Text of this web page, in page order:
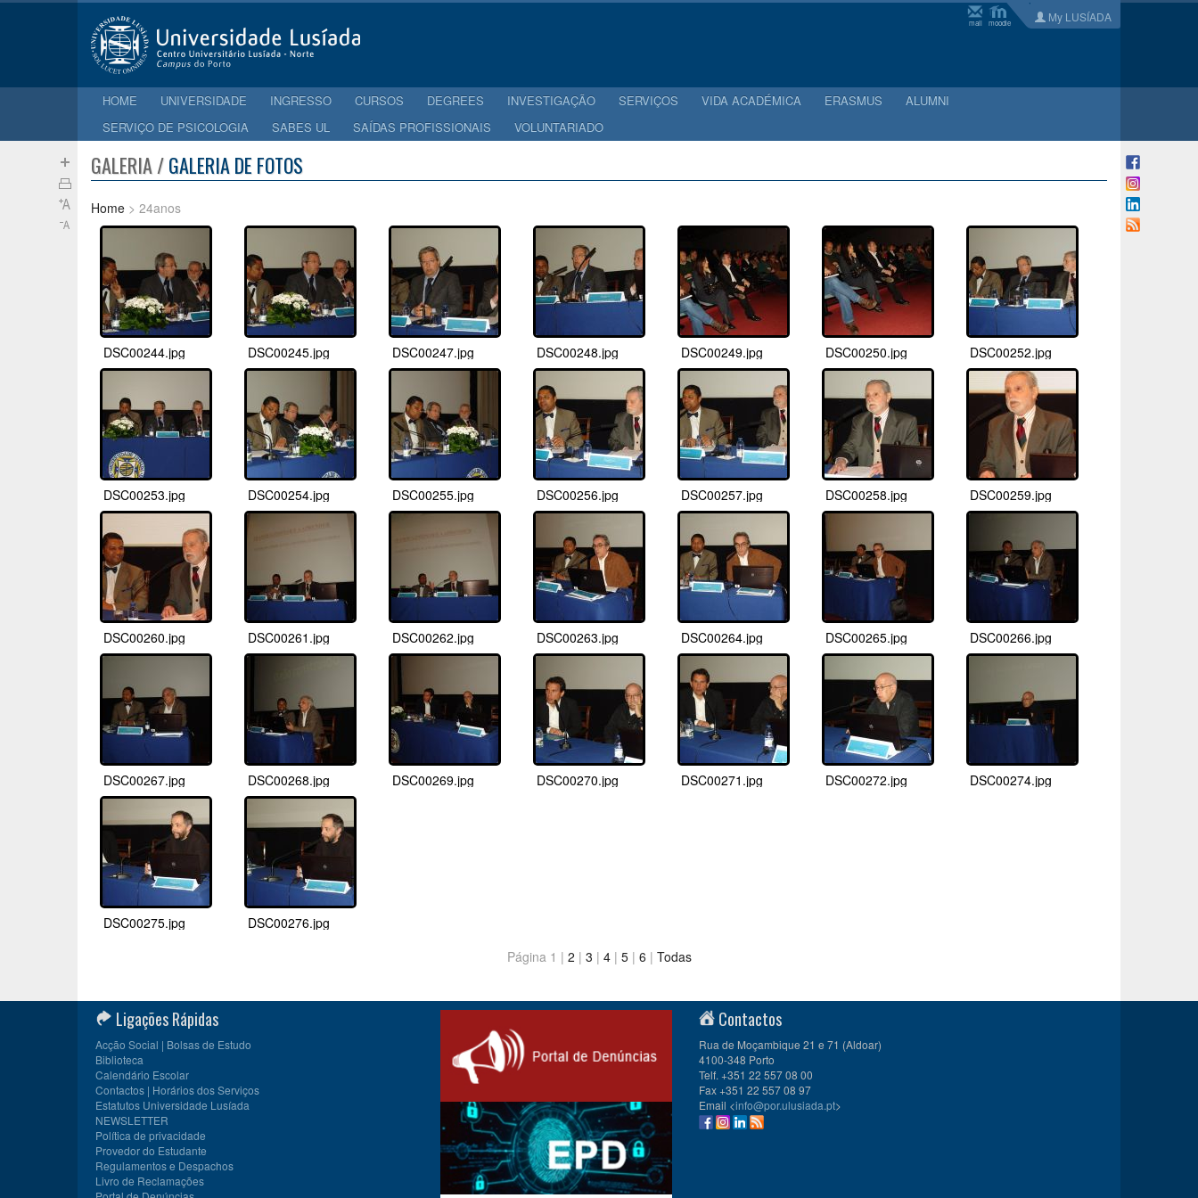
mail moodle My LUSÍADA
HOME UNIVERSIDADE INGRESSO CURSOS DEGREES INVESTIGAÇÃO SERVIÇOS VIDA ACADÉMICA ERASMUS
ALUMNI
SERVIÇO DE PSICOLOGIA
SABES UL SAÍDAS PROFISSIONAIS VOLUNTARIADO
GALERIA /GALERIA DE FOTOS
Home > 24anos
DSC00244.jpg DSC00245.jpg DSC00247.jpg DSC00248.jpg DSC00249.jpg DSC00250.jpg DSC00252.jpg
DSC00253.jpg DSC00254.jpg DSC00255.jpg DSC00256.jpg DSC00257.jpg DSC00258.jpg DSC00259.jpg
DSC00260.jpg DSC00261.jpg DSC00262.jpg DSC00263.jpg DSC00264.jpg DSC00265.jpg DSC00266.jpg
DSC00267.jpg DSC00268.jpg DSC00269.jpg DSC00270.jpg DSC00271.jpg DSC00272.jpg DSC00274.jpg
DSC00275.jpg
DSC00276.jpg
Página 1 | 2 | 3 | 4| 5| 6 | Todas
Ligações Rápidas
Acção Social | Bolsas de Estudo
Biblioteca
Calendário Escolar
Contactos | Horários dos Serviços
Estatutos Universidade Lusíada
NEWSLETTER
Política de privacidade
Provedor do Estudante
Regulamentos e Despachos
Livro de Reclamações
Contactos
Rua de Moçambique 21 e 71 (Aldoar)
4100-348 Porto
Telf. +351 22 557 08 00
Fax +351 22 557 08 97
Email <info@por.ulusiada.pt>